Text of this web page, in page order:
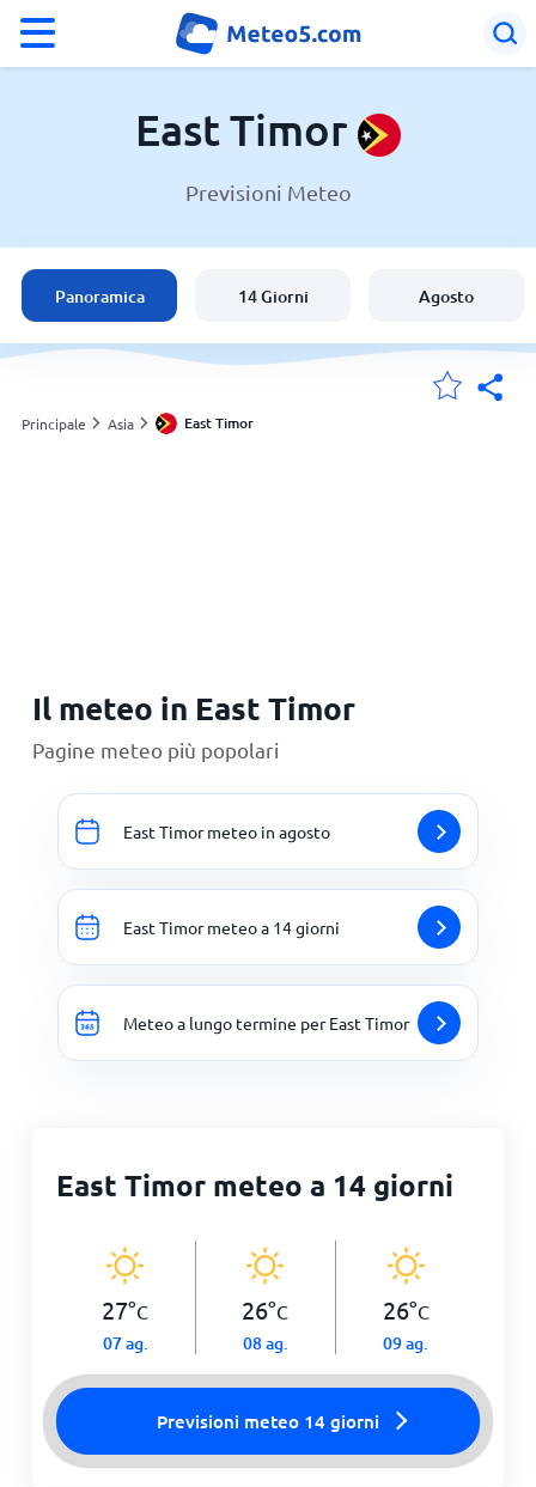
Meteo in East Timor
East Timor
Italia
Svizzera
East Timor
Previsioni Meteo
Panoramica 14 Giorni Agosto
Principale Asia East Timor
Il meteo in East Timor
Pagine meteo più popolari
East Timor meteo in agosto
East Timor meteo a 14 giorni
Meteo a lungo termine per East Timor
East Timor meteo a 14 giorni
27°C
07 ag.
26°C
08 ag.
26°C
09 ag.
Previsioni meteo 14 giorni